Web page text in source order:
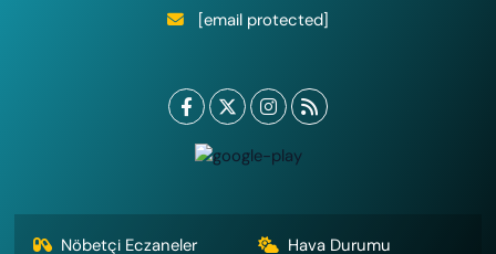
[email protected]
Nöbetçi Eczaneler
Hava Durumu